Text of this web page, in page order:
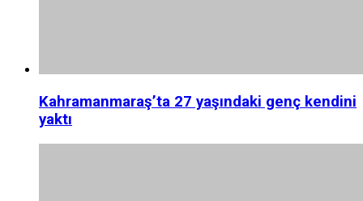
Kahramanmaraş’ta 27 yaşındaki genç kendini
yaktı